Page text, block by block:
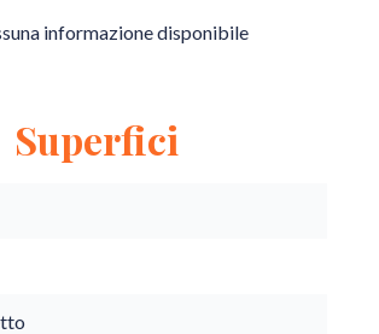
informazione disponibile
Superfici